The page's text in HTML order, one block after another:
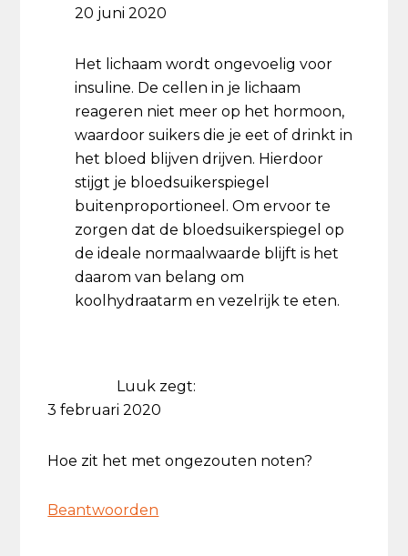
20 juni 2020
Het lichaam wordt ongevoelig voor
insuline. De cellen in je lichaam
reageren niet meer op het hormoon,
waardoor suikers die je eet of drinkt in
het bloed blijven drijven. Hierdoor
stijgt je bloedsuikerspiegel
buitenproportioneel. Om ervoor te
zorgen dat de bloedsuikerspiegel op
de ideale normaalwaarde blijft is het
daarom van belang om
koolhydraatarm en vezelrijk te eten.
Luuk zegt:
3 februari 2020
Hoe zit het met ongezouten noten?
Beantwoorden